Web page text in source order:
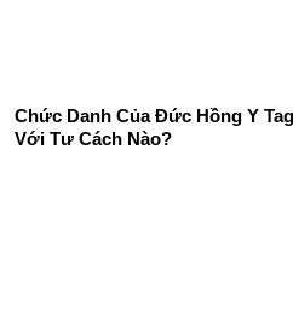
Chức Danh Của Đức Hồng Y
Với Tư Cách Nào?